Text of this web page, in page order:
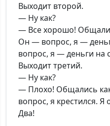
Выходит второй.
— Ну как?
— Все хорошо!
Он — вопрос, я —
вопрос, я — деньги на
Выходит третий.
— Ну как?
— Плохо! Общались
вопрос, я крестился. Я
Два!